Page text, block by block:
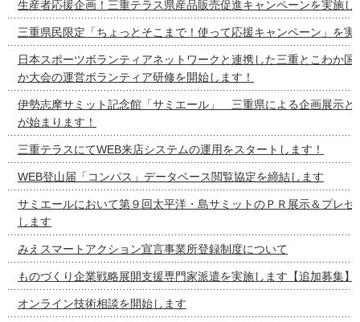
生産者応援企画！三重テラス県産品販売促進キャンペーンを実施し
三重県民限定「ちょっとそこまで！使って応援キャンペーン」を実
日本スポーツボランティアネットワークと連携した三重とこわか国
か大会の運営ボランティア研修を開始します！
伊勢志摩サミット記念館「サミエール」 三重県による企画展示と
が始まります！
三重テラスにてWEB来店システムの運用をスタートします！
WEB登山届「コンパス」データベース閲覧協定を締結します
サミエールにおいて第９回太平洋・島サミットのＰＲ展示＆プレゼ
します
みえスマートアクション宣言事業所登録制度について
ものづくり企業戦略展開支援専門家派遣を実施します【追加募集】
オンライン技術相談を開始します